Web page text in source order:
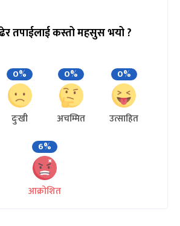
तपाईलाई कस्तो महसुस भयो ?
0%
दुःखी
0%
अचम्मित
0%
उत्साहित
6%
आक्रोशित